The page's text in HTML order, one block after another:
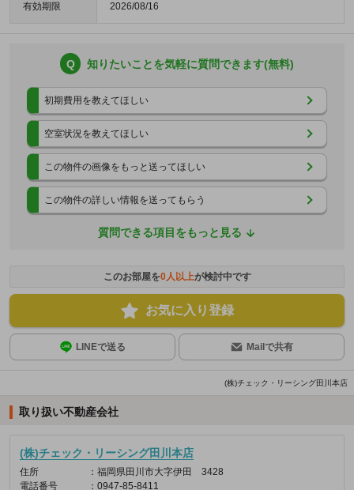
有効期限 2026/08/16
Q 知りたいことを気軽に質問できます(無料)
初期費用を教えてほしい
空室状況を教えてほしい
この物件の画像をもっと送ってほしい
この物件の詳しい情報を送ってもらう
質問できる項目をもっと見る
このお部屋を0人以上が検討中です
お気に入り登録
LINEで送る Mailで共有
(株)チェック・リーシング田川本店
取り扱い不動産会社
(株)チェック・リーシング田川本店
住所
：福岡県田川市大字伊田 3428
電話番号
：0947-85-8411